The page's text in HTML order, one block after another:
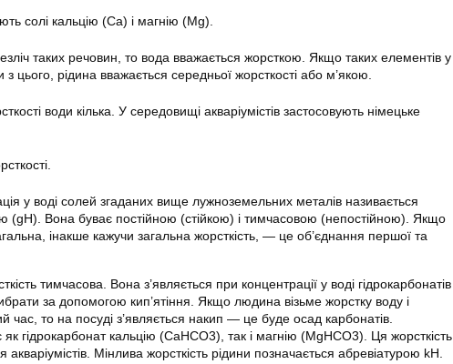
солі кальцію (Ca) і магнію (Mg).
таких речовин, то вода вважається жорсткою. Якщо таких елементів у
з цього, рідина вважається середньої жорсткості або м’якою.
води кілька. У середовищі акваріумістів застосовують німецьке
у воді солей згаданих вище лужноземельних металів називається
(gH). Вона буває постійною (стійкою) і тимчасовою (непостійною). Якщо
інакше кажучи загальна жорсткість, — це об’єднання першої та
тимчасова. Вона з’являється при концентрації у воді гідрокарбонатів
за допомогою кип’ятіння. Якщо людина візьме жорстку воду і
час, то на посуді з’являється накип — це буде осад карбонатів.
гідрокарбонат кальцію (CaHCO3), так і магнію (MgHCO3). Ця жорсткість
Мінлива жорсткість рідини позначається абревіатурою kH.